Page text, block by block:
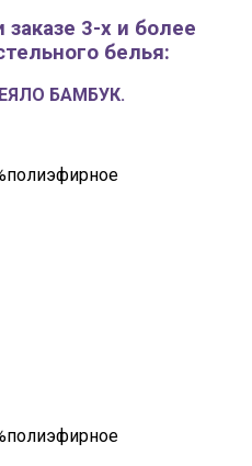
3-х и более
белья:
БАМБУК.